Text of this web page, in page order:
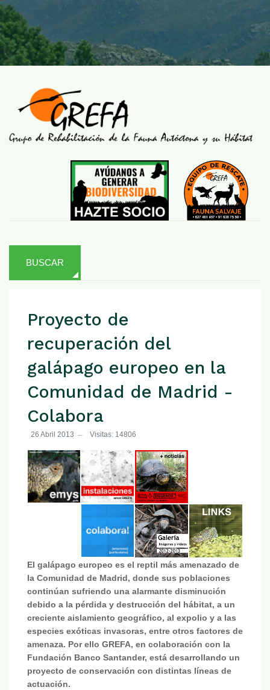
BUSCAR
Proyecto de
recuperación del
galápago europeo en la
Comunidad de Madrid -
Colabora
26 Abril 2013 Visitas: 14806
El galápago europeo es el reptil más amenazado de
la Comunidad de Madrid, donde sus poblaciones
continúan sufriendo una alarmante disminución
debido a la pérdida y destrucción del hábitat, a un
creciente aislamiento geográfico, al expolio y a las
especies exóticas invasoras, entre otros factores de
amenaza. Por ello GREFA, en colaboración con la
Fundación Banco Santander, está desarrollando un
proyecto de conservación con distintas líneas de
actuación.